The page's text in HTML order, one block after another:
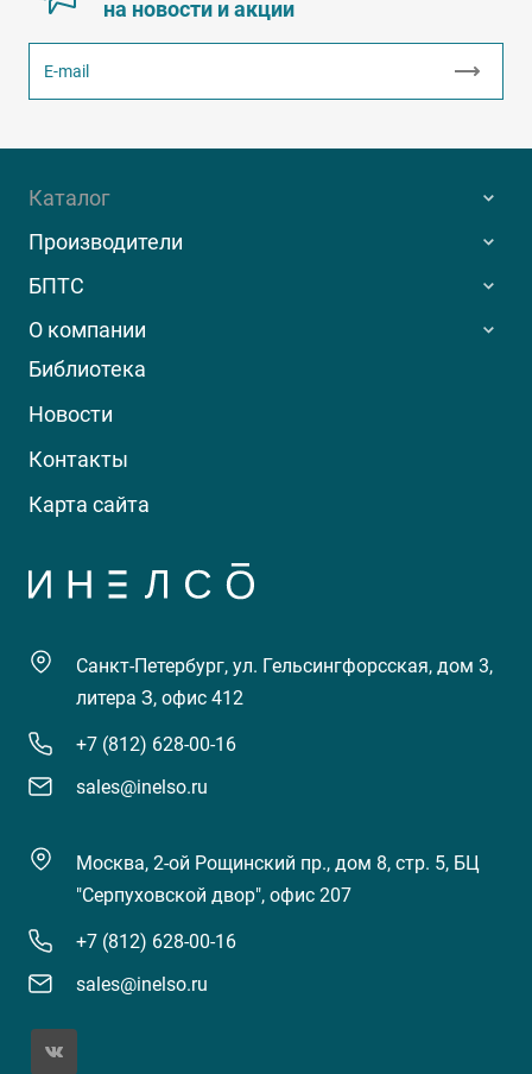
на новости и акции
Каталог
Производители
БПТС
О компании
Библиотека
Новости
Контакты
Карта сайта
Санкт-Петербург, ул. Гельсингфорсская, дом 3,
литера З, офис 412
+7 (812) 628-00-16
sales@inelso.ru
Москва, 2-ой Рощинский пр., дом 8, стр. 5, БЦ
"Серпуховской двор", офис 207
+7 (812) 628-00-16
sales@inelso.ru